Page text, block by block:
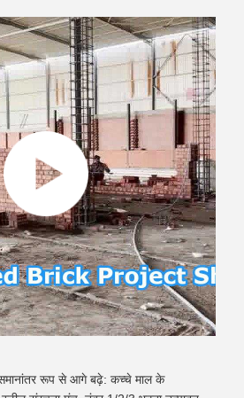
रूप से आगे बढ़े: कच्चे माल के